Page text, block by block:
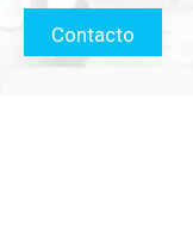
Contacto